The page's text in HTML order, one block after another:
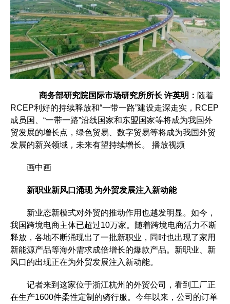
商务部研究院国际市场研究所所长 许英明： 随着
RCEP利好的持续释放和“一带一路”建设走深走实，RCEP
成员国、“一带一路”沿线国家和东盟国家等将成为我国外
贸发展的增长点，绿色贸易、数字贸易等将成为我国外贸
发展的新兴领域，未来有望持续增长。 播放视频
画中画
新职业新风口涌现 为外贸发展注入新动能
新业态新模式对外贸的推动作用也越发明显。如今，
我国跨境电商主体已超过10万家。随着跨境电商活力不断
释放，各地不断涌现出了一批新职业，同时也出现了家用
新能源产品等海外需求成倍增长的爆款产品。新职业、新
风口的出现正在为外贸发展注入新动能。
记者来到这家位于浙江杭州的外贸公司，看到工厂正
在生产1600件柔性定制的骑行服。今年以来，公司的订单